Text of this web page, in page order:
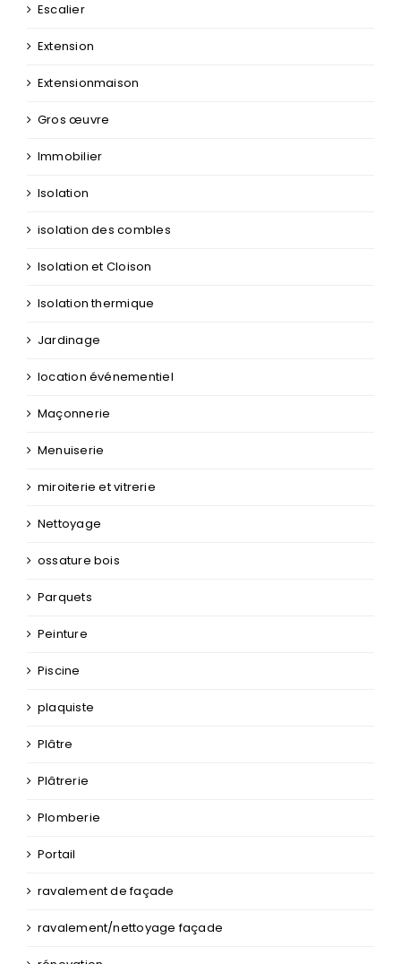
Escalier
Extension
Extensionmaison
Gros œuvre
Immobilier
Isolation
isolation des combles
Isolation et Cloison
Isolation thermique
Jardinage
location événementiel
Maçonnerie
Menuiserie
miroiterie et vitrerie
Nettoyage
ossature bois
Parquets
Peinture
Piscine
plaquiste
Plâtre
Plâtrerie
Plomberie
Portail
ravalement de façade
ravalement/nettoyage façade